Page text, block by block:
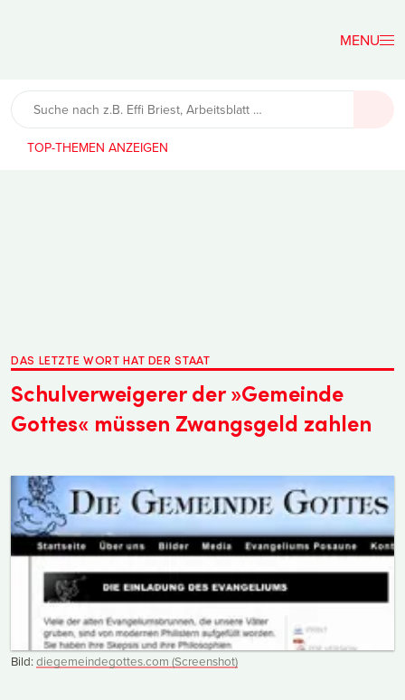
Lehrerfreund
TOP-THEMEN
DAS LETZTE WORT HAT DER STAAT
Schulverweigerer der »Gemeinde
Gottes« müssen Zwangsgeld zahlen
Bild:diegemeindegottes.com (Screenshot)